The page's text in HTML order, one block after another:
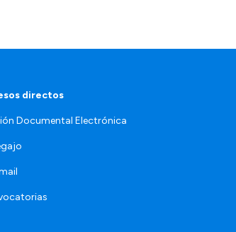
directos
Documental Electrónica